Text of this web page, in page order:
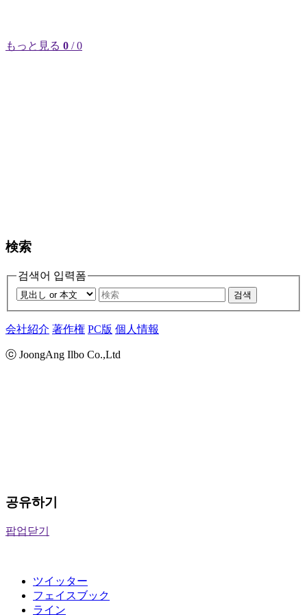
もっと見る 0 / 0
検索
검색어 입력폼
검색
会社紹介 著作権 PC版 個人情報
ⓒ JoongAng Ilbo Co.,Ltd
공유하기
팝업닫기
ツイッター
フェイスブック
ライン